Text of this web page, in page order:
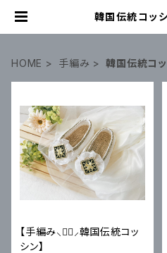
韓国伝統コッ
HOME 手編み 韓国伝統コ
【手編み⸜♥⃜⸝韓国伝統コッ
シン】